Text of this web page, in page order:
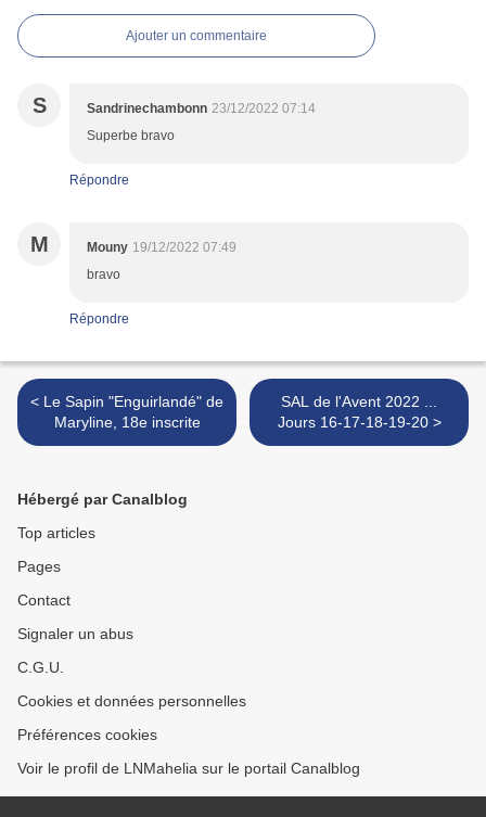
Ajouter un commentaire
S Sandrinechambonn 23/12/2022 07:14
Superbe bravo
Répondre
M Mouny 19/12/2022 07:49
bravo
Répondre
< Le Sapin "Enguirlandé" de
Maryline, 18e inscrite
SAL de l'Avent 2022 ...
Jours 16-17-18-19-20 >
Hébergé par Canalblog
Top articles
Pages
Contact
Signaler un abus
C.G.U.
Cookies et données personnelles
Préférences cookies
Voir le profil de LNMahelia sur le portail Canalblog